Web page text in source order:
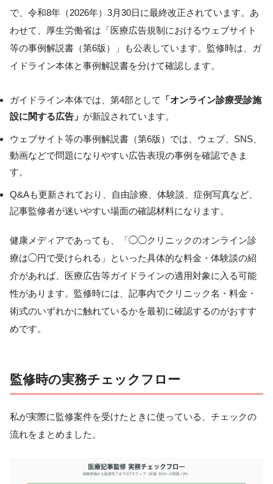
で、令和8年（2026年）3月30日に最終改正されています。あ
わせて、厚生労働省は「医療広告規制におけるウェブサイト
等の事例解説書（第6版）」も公表しています。監修時は、ガ
イドライン本体と事例解説書を分けて確認します。
ガイドライン本体では、第4部として
「オンライン診療受診施
設に関する広告」 が新設されています。
ウェブサイト等の事例解説書（第6版）では、ウェブ、SNS、
動画などで問題になりやすい広告表現の事例を確認できま
す。
Q&Aも更新されており、自由診療、体験談、症例写真など、
記事監修者が迷いやすい場面の確認材料になります。
健康メディアであっても、「◯◯クリニックのオンライン診
療は◯円で受けられる」といった具体的な料金・体験談の紹
介があれば、医療広告等ガイドラインの適用対象に入る可能
性があります。監修時には、記事内でクリニック名・料金・
術式のいずれかに触れているかを最初に確認するのがおすす
めです。
監修時の実務チェックフロー
私が実際に監修案件を受けたときに使っている、チェックの
流れをまとめました。